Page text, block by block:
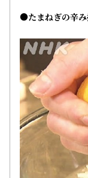
●たまねぎの辛み